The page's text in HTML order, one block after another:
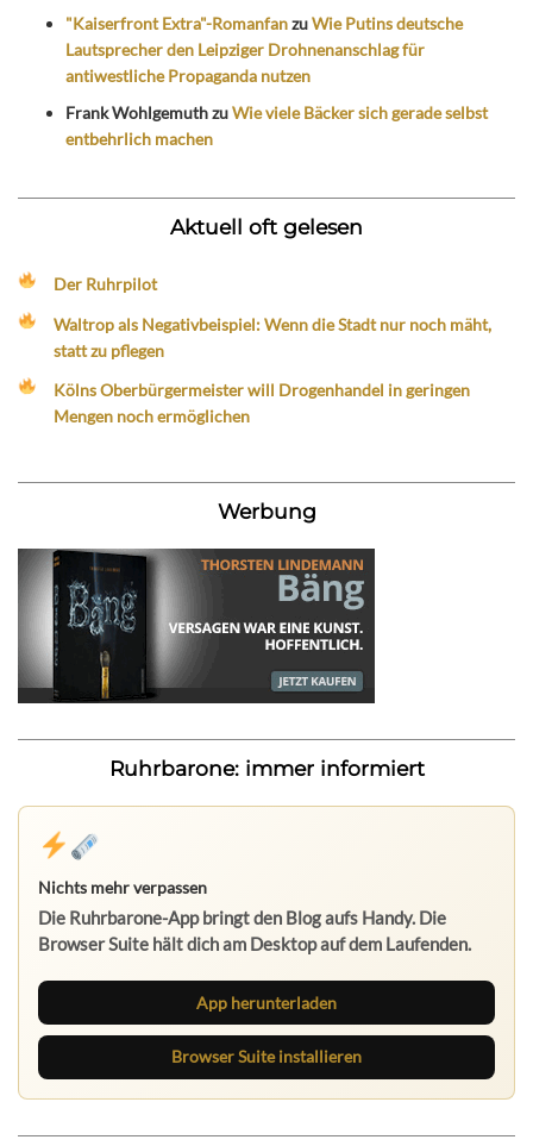
"Kaiserfront Extra"-RomanfanzuWie Putins deutsche
Lautsprecher den Leipziger Drohnenanschlag für
antiwestliche Propaganda nutzen
Frank WohlgemuthzuWie viele Bäcker sich gerade selbst
entbehrlich machen
Aktuell oft gelesen
Der Ruhrpilot
Waltrop als Negativbeispiel: Wenn die Stadt nur noch mäht,
statt zu pflegen
Kölns Oberbürgermeister will Drogenhandel in geringen
Mengen noch ermöglichen
Werbung
Ruhrbarone: immer informiert
Nichts mehr verpassen
Die Ruhrbarone-App bringt den Blog aufs Handy. Die
Browser Suite hält dich am Desktop auf dem Laufenden.
App herunterladen
Browser Suite installieren